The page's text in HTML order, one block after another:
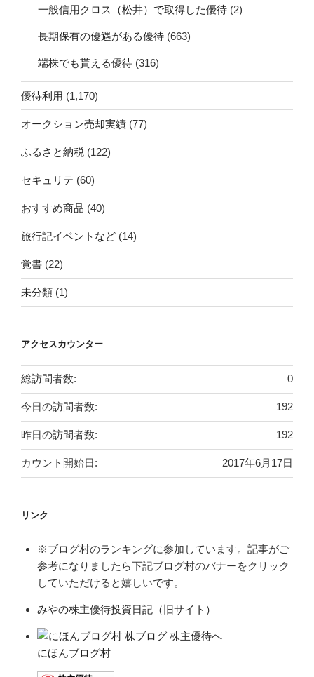
一般信用クロス（松井）で取得した優待 (2)
長期保有の優遇がある優待 (663)
端株でも貰える優待 (316)
優待利用 (1,170)
オークション売却実績 (77)
ふるさと納税 (122)
セキュリテ (60)
おすすめ商品 (40)
旅行記イベントなど (14)
覚書 (22)
未分類 (1)
アクセスカウンター
0
総訪問者数:
192
今日の訪問者数:
192
昨日の訪問者数:
2017年6月17日
カウント開始日:
リンク
※ブログ村のランキングに参加しています。記事がご
参考になりましたら下記ブログ村のバナーをクリック
していただけると嬉しいです。
みやの株主優待投資日記（旧サイト）
にほんブログ村